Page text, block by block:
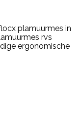
plamuurmes in
rvs
ergonomische